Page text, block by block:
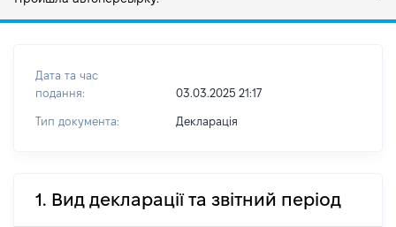
Дата та час
подання:
03.03.2025 21:17
Тип документа: Декларація
1. Вид декларації та звітний період